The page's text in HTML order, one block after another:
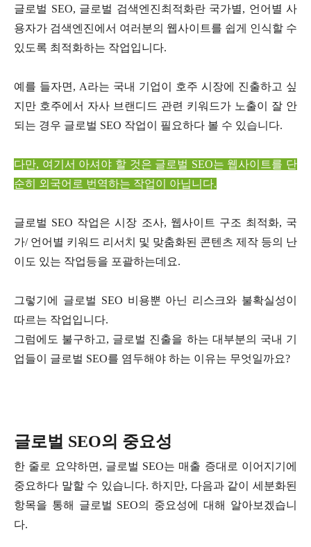
글로벌 SEO, 글로벌 검색엔진최적화란 국가별, 언어별 사
용자가 검색엔진에서 여러분의 웹사이트를 쉽게 인식할 수
있도록 최적화하는 작업입니다.
예를 들자면, A라는 국내 기업이 호주 시장에 진출하고 싶
지만 호주에서 자사 브랜디드 관련 키워드가 노출이 잘 안
되는 경우 글로벌 SEO 작업이 필요하다 볼 수 있습니다.
다만, 여기서 아셔야 할 것은 글로벌 SEO는 웹사이트를 단
순히 외국어로 번역하는 작업이 아닙니다.
글로벌 SEO 작업은 시장 조사, 웹사이트 구조 최적화, 국
가/ 언어별 키워드 리서치 및 맞춤화된 콘텐츠 제작 등의 난
이도 있는 작업등을 포괄하는데요.
그렇기에 글로벌 SEO 비용뿐 아닌 리스크와 불확실성이
따르는 작업입니다.
그럼에도 불구하고, 글로벌 진출을 하는 대부분의 국내 기
업들이 글로벌 SEO를 염두해야 하는 이유는 무엇일까요?
글로벌 SEO의 중요성
한 줄로 요약하면, 글로벌 SEO는 매출 증대로 이어지기에
중요하다 말할 수 있습니다. 하지만, 다음과 같이 세분화된
항목을 통해 글로벌 SEO의 중요성에 대해 알아보겠습니
다.